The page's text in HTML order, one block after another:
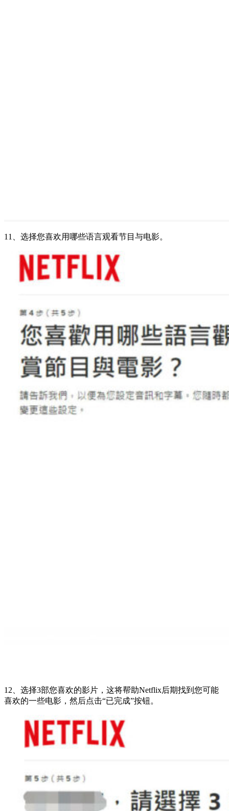
11、选择您喜欢用哪些语言观看节目与电影。
12、选择3部您喜欢的影片，这将帮助Netflix后期找到您可能
喜欢的一些电影，然后点击“已完成”按钮。